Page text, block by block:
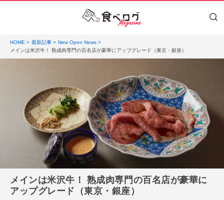
HOME 最新記事
New Open News
メインは米沢牛！ 熟成肉専門の百名店が豪華にアップグレード（東京・銀座）
メインは米沢牛！ 熟成肉専門の百名店が豪華に
アップグレード（東京・銀座）